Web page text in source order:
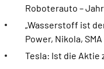
Roboterauto –
„Wasserstoff ist
Power, Nikola,
Tesla: Ist die Aktie